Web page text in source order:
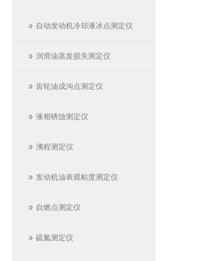
自动发动机冷却液冰点测定仪
润滑油蒸发损失测定仪
齿轮油成沟点测定仪
液相锈蚀测定仪
沸程测定仪
发动机油表观粘度测定仪
自燃点测定仪
硫氮测定仪